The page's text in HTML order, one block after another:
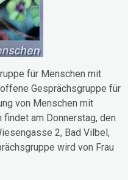
für Menschen mit
Gesprächsgruppe für
von Menschen mit
findet am Donnerstag, den
2, Bad Vilbel,
wird von Frau